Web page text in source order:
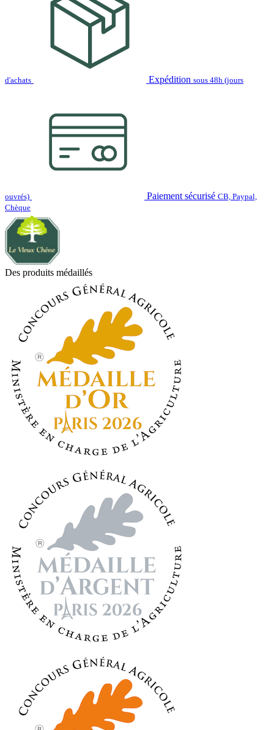
d'achats Expédition sous 48h (jours
ouvrés) Paiement sécurisé CB, Paypal,
Chèque
Des produits médaillés